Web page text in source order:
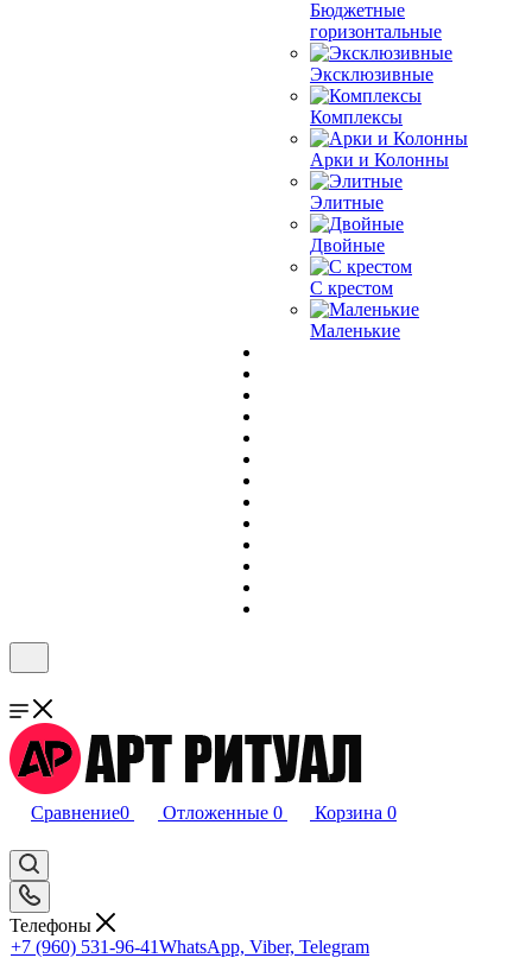
Бюджетные
горизонтальные
Эксклюзивные
Комплексы
Арки и Колонны
Элитные
Двойные
С крестом
Маленькие
Сравнение0 Отложенные 0 Корзина 0
Телефоны
+7 (960) 531-96-41WhatsApp, Viber, Telegram